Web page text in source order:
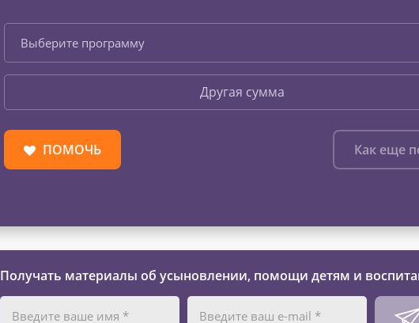
Выберите программу
Другая сумма
ПОМОЧЬ Как еще
Получать материалы об усыновлении, помощи детям и